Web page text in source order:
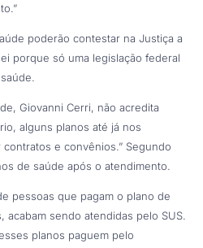
poderão contestar na Justiça a
porque só uma legislação federal
Giovanni Cerri, não acredita
alguns planos até já nos
e convênios.” Segundo
de saúde após o atendimento.
pessoas que pagam o plano de
acabam sendo atendidas pelo SUS.
planos paguem pelo